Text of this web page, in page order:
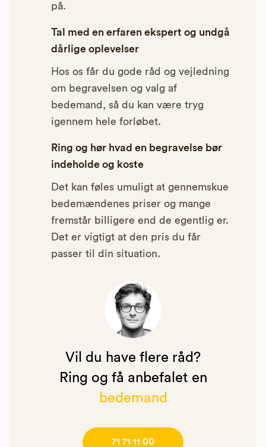
på.
Tal med en erfaren ekspert og undgå
dårlige oplevelser
Hos os får du gode råd og vejledning
om begravelsen og valg af
bedemand, så du kan være tryg
igennem hele forløbet.
Ring og hør hvad en begravelse bør
indeholde og koste
Det kan føles umuligt at gennemskue
bedemændenes priser og mange
fremstår billigere end de egentlig er.
Det er vigtigt at den pris du får
passer til din situation.
Vil du have flere råd?
Ring og få anbefalet en
bedemand
71 71 11 00